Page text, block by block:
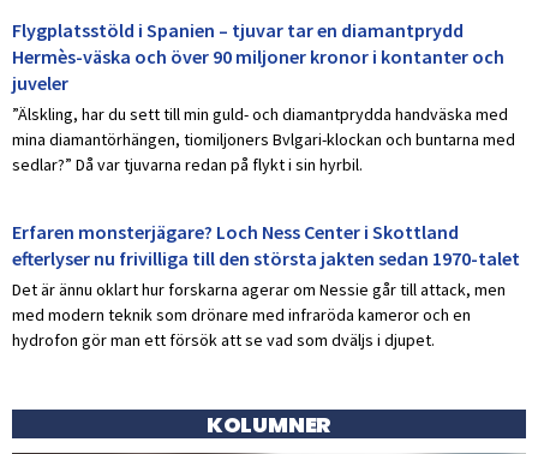
Flygplatsstöld i Spanien – tjuvar tar en diamantprydd
Hermès-väska och över 90 miljoner kronor i kontanter och
juveler
”Älskling, har du sett till min guld- och diamantprydda handväska med
mina diamantörhängen, tiomiljoners Bvlgari-klockan och buntarna med
sedlar?” Då var tjuvarna redan på flykt i sin hyrbil.
Erfaren monsterjägare? Loch Ness Center i Skottland
efterlyser nu frivilliga till den största jakten sedan 1970-talet
Det är ännu oklart hur forskarna agerar om Nessie går till attack, men
med modern teknik som drönare med infraröda kameror och en
hydrofon gör man ett försök att se vad som dväljs i djupet.
KOLUMNER